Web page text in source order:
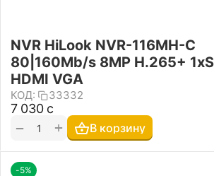
NVR HiLook NVR-116MH-C
80|160Mb/s 8MP H.265+
HDMI VGA
КОД: 33332
7 030 с
+
− В корзину
-5%